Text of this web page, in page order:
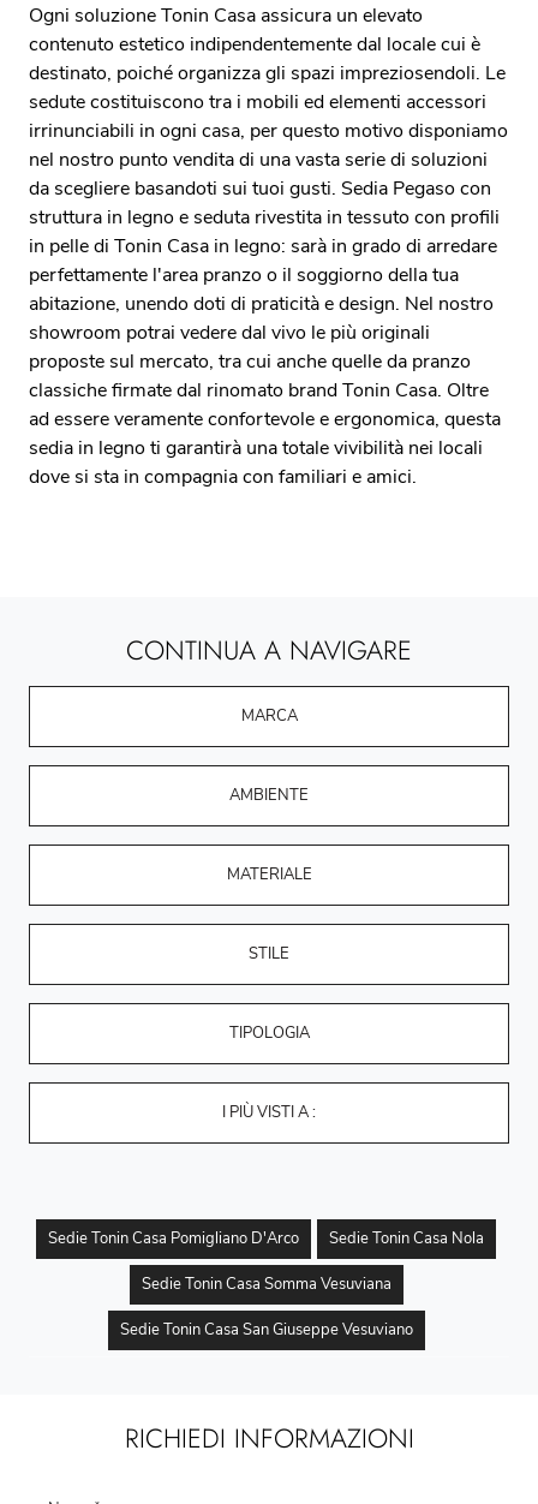
Ogni soluzione Tonin Casa assicura un elevato
contenuto estetico indipendentemente dal locale cui è
destinato, poiché organizza gli spazi impreziosendoli. Le
sedute costituiscono tra i mobili ed elementi accessori
irrinunciabili in ogni casa, per questo motivo disponiamo
nel nostro punto vendita di una vasta serie di soluzioni
da scegliere basandoti sui tuoi gusti. Sedia Pegaso con
struttura in legno e seduta rivestita in tessuto con profili
in pelle di Tonin Casa in legno: sarà in grado di arredare
perfettamente l'area pranzo o il soggiorno della tua
abitazione, unendo doti di praticità e design. Nel nostro
showroom potrai vedere dal vivo le più originali
proposte sul mercato, tra cui anche quelle da pranzo
classiche firmate dal rinomato brand Tonin Casa. Oltre
ad essere veramente confortevole e ergonomica, questa
sedia in legno ti garantirà una totale vivibilità nei locali
dove si sta in compagnia con familiari e amici.
CONTINUA A NAVIGARE
MARCA
AMBIENTE
MATERIALE
STILE
TIPOLOGIA
I PIÙ VISTI A :
Sedie Tonin Casa Pomigliano D'Arco Sedie Tonin Casa Nola
Sedie Tonin Casa Somma Vesuviana
Sedie Tonin Casa San Giuseppe Vesuviano
RICHIEDI INFORMAZIONI